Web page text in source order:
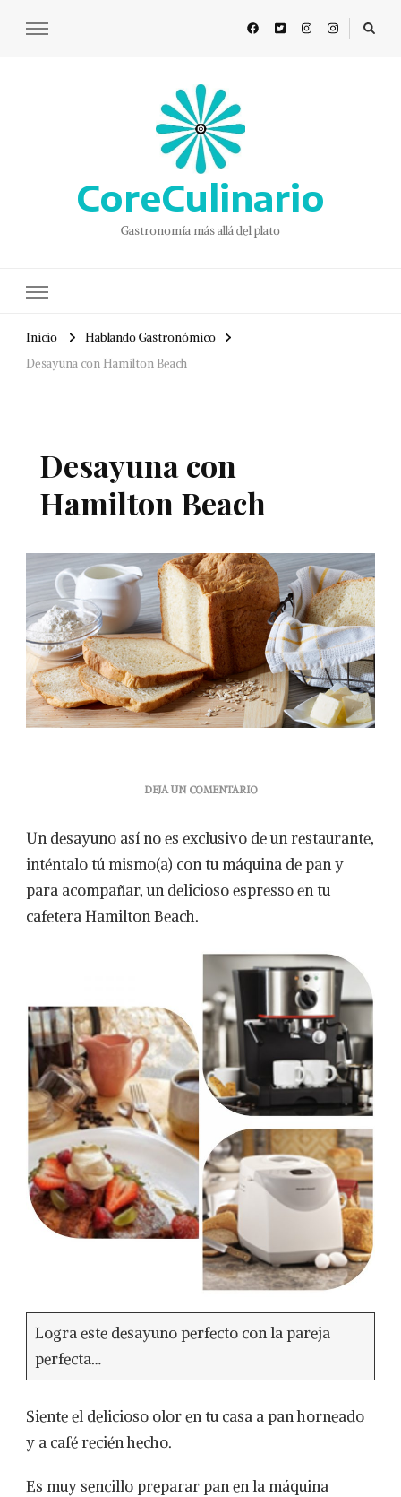
CoreCulinario
Gastronomía más allá del plato
Inicio
Hablando Gastronómico
Desayuna con Hamilton Beach
Desayuna con
Hamilton Beach
DEJA UN COMENTARIOEN
HAMILTON
BEACH
Un desayuno así no es exclusivo de un restaurante,
inténtalo tú mismo(a) con tu máquina de pan y
para acompañar, un delicioso espresso en tu
cafetera Hamilton Beach.
Logra este desayuno perfecto con la pareja
perfecta…
Siente el delicioso olor en tu casa a pan horneado
y a café recién hecho.
Es muy sencillo preparar pan en la máquina